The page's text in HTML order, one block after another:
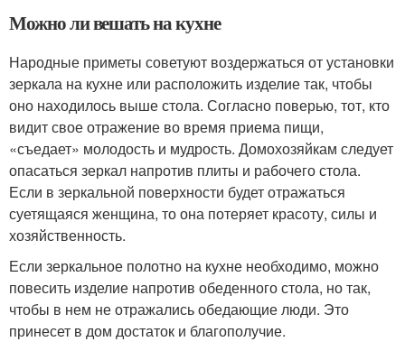
Можно ли вешать на кухне
Народные приметы советуют воздержаться от установки
зеркала на кухне или расположить изделие так, чтобы
оно находилось выше стола. Согласно поверью, тот, кто
видит свое отражение во время приема пищи,
«съедает» молодость и мудрость. Домохозяйкам следует
опасаться зеркал напротив плиты и рабочего стола.
Если в зеркальной поверхности будет отражаться
суетящаяся женщина, то она потеряет красоту, силы и
хозяйственность.
Если зеркальное полотно на кухне необходимо, можно
повесить изделие напротив обеденного стола, но так,
чтобы в нем не отражались обедающие люди. Это
принесет в дом достаток и благополучие.